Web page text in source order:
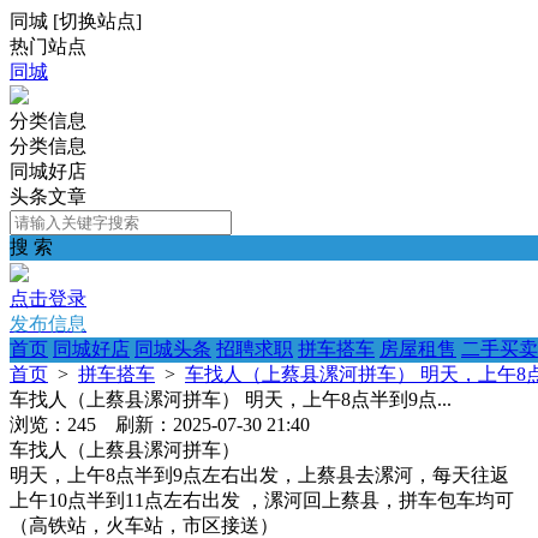
同城 [切换站点]
热门站点
同城
分类信息
分类信息
同城好店
头条文章
搜 索
点击登录
发布信息
首页 同城好店 同城头条 招聘求职 拼车搭车 房屋租售 二手买卖
首页 > 拼车搭车 > 车找人（上蔡县漯河拼车） 明天，上午8
车找人（上蔡县漯河拼车） 明天，上午8点半到9点...
浏览：245 刷新：2025-07-30 21:40
车找人（上蔡县漯河拼车）
明天，上午8点半到9点左右出发，上蔡县去漯河，每天往返
上午10点半到11点左右出发 ，漯河回上蔡县，拼车包车均可
（高铁站，火车站，市区接送）